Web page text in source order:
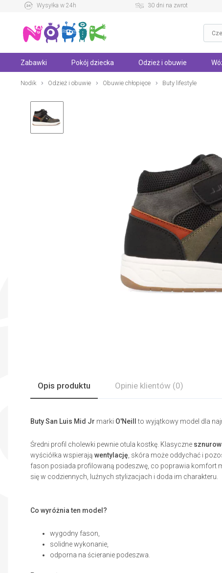
Wysyłka w 24h 30 dni na zwrot
Zabawki Pokój dziecka Odzież i obuwie
Nodik Odzież i obuwie Obuwie chłopięce Buty lifestyle
Opis produktu Opinie klientów (0)
Buty San Luis Mid Jr marki O'Neillto wyjątkowy model dla
Średni profil cholewki pewnie otula kostkę. Klasyczne
wyściółka wspierają wentylację , skóra może oddychać i
fason posiada profilowaną podeszwę, co poprawia komfort
się w codziennych, luźnych stylizacjach i doda im charakteru.
Co wyróżnia ten model?
wygodny fason,
solidne wykonanie,
odporna na ścieranie podeszwa.